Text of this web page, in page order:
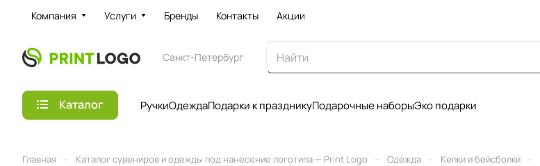
Компания Услуги Бренды Контакты Акции
Санкт-Петербург
Каталог РучкиОдеждаПодарки к праздникуПодарочные наборыЭко подарки
Главная Каталог сувениров и одежды под нанесение логотипа — Print Logo Одежда Кепки и бейсболки